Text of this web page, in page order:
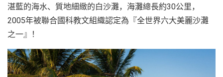
湛藍的海水、質地細緻的白沙灘，海灘總長約30公里，
2005年被聯合國科教文組織認定為『全世界六大美麗沙灘
之一』！